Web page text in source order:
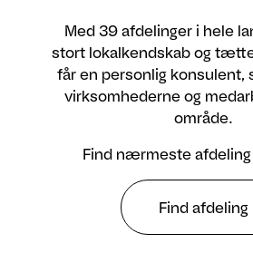
Med 39 afdelinger i hele
stort lokalkendskab og
får en personlig konsulent,
virksomhederne og
område.
Find nærmeste
Find afdeling